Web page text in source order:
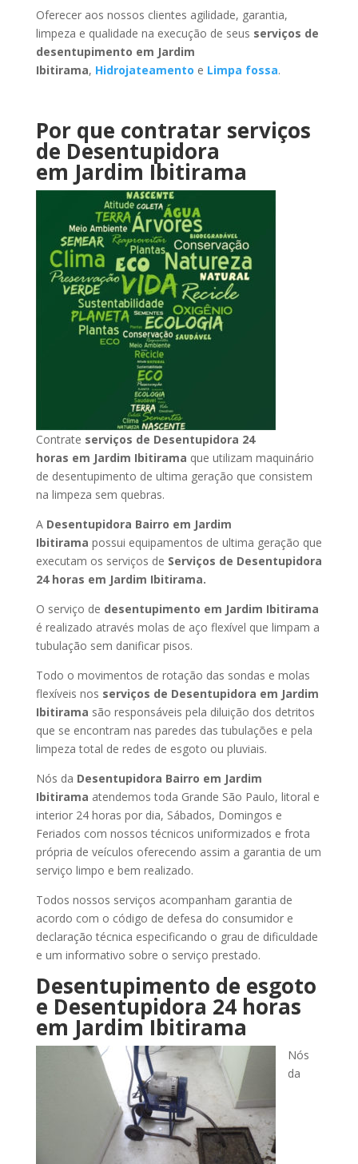
Oferecer aos nossos clientes agilidade, garantia,
limpeza e qualidade na execução de seus serviços de
desentupimento em Jardim
Ibitirama, Hidrojateamento e Limpa fossa.
Por que contratar serviços
de Desentupidora
em Jardim Ibitirama
Contrate serviços de Desentupidora 24
horas em Jardim Ibitirama que utilizam maquinário
de desentupimento de ultima geração que consistem
na limpeza sem quebras.
A Desentupidora Bairro em Jardim
Ibitirama possui equipamentos de ultima geração que
executam os serviços de Serviços de Desentupidora
24 horas em Jardim Ibitirama.
O serviço de desentupimento em Jardim Ibitirama
é realizado através molas de aço flexível que limpam a
tubulação sem danificar pisos.
Todo o movimentos de rotação das sondas e molas
flexíveis nos serviços de Desentupidora em Jardim
Ibitirama são responsáveis pela diluição dos detritos
que se encontram nas paredes das tubulações e pela
limpeza total de redes de esgoto ou pluviais.
Nós da Desentupidora Bairro em Jardim
Ibitirama atendemos toda Grande São Paulo, litoral e
interior 24 horas por dia, Sábados, Domingos e
Feriados com nossos técnicos uniformizados e frota
própria de veículos oferecendo assim a garantia de um
serviço limpo e bem realizado.
Todos nossos serviços acompanham garantia de
acordo com o código de defesa do consumidor e
declaração técnica especificando o grau de dificuldade
e um informativo sobre o serviço prestado.
Desentupimento de esgoto
e Desentupidora 24 horas
em Jardim Ibitirama
Nós
da